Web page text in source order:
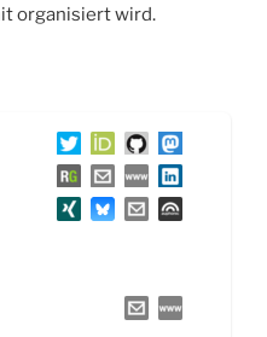
organisiert wird.